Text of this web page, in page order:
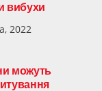
вибухи
2022
можуть